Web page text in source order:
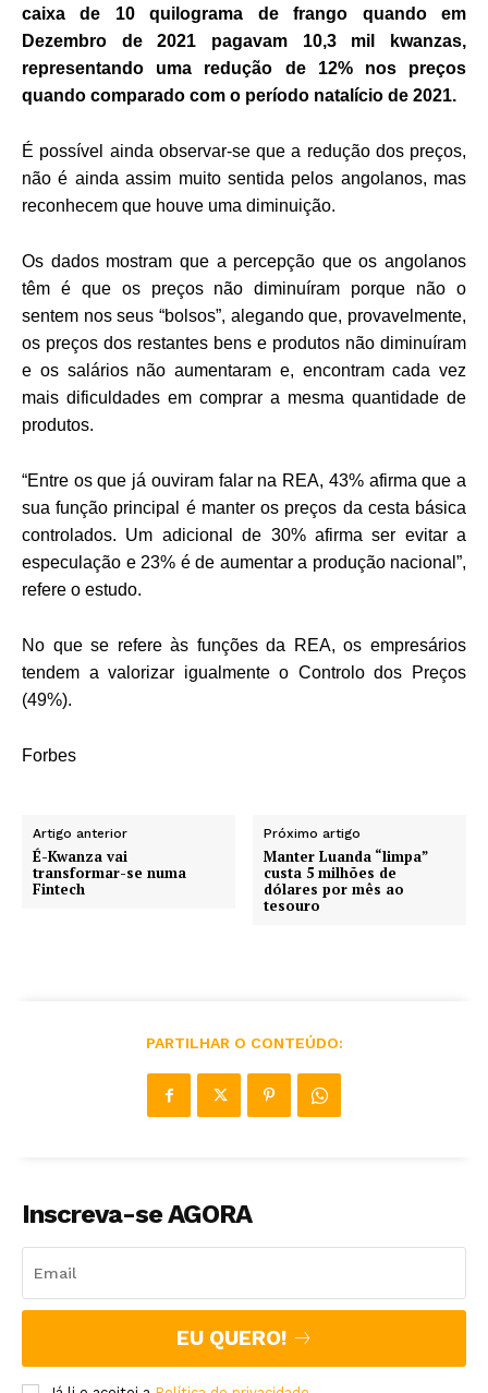
caixa de 10 quilograma de frango quando em
Dezembro de 2021 pagavam 10,3 mil kwanzas,
representando uma redução de 12% nos preços
quando comparado com o período natalício de 2021.
É possível ainda observar-se que a redução dos preços,
não é ainda assim muito sentida pelos angolanos, mas
reconhecem que houve uma diminuição.
Os dados mostram que a percepção que os angolanos
têm é que os preços não diminuíram porque não o
sentem nos seus “bolsos”, alegando que, provavelmente,
os preços dos restantes bens e produtos não diminuíram
e os salários não aumentaram e, encontram cada vez
mais dificuldades em comprar a mesma quantidade de
produtos.
“Entre os que já ouviram falar na REA, 43% afirma que a
sua função principal é manter os preços da cesta básica
controlados. Um adicional de 30% afirma ser evitar a
especulação e 23% é de aumentar a produção nacional”,
refere o estudo.
No que se refere às funções da REA, os empresários
tendem a valorizar igualmente o Controlo dos Preços
(49%).
Forbes
Artigo anterior
É-Kwanza vai
transformar-se numa
Fintech
Próximo artigo
Manter Luanda “limpa”
custa 5 milhões de
dólares por mês ao
tesouro
PARTILHAR O CONTEÚDO:
Inscreva-se AGORA
EU QUERO!